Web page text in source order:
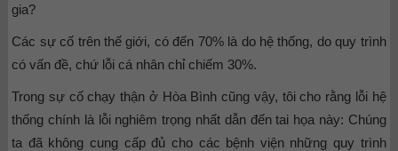
gia?
Các sự cố trên thế giới, có đến 70% là do hệ thống, do quy trình
có vấn đề, chứ lỗi cá nhân chỉ chiếm 30%.
Trong sự cố chạy thận ở Hòa Bình cũng vậy, tôi cho rằng lỗi hệ
thống chính là lỗi nghiêm trọng nhất dẫn đến tai họa này: Chúng
ta đã không cung cấp đủ cho các bệnh viện những quy trình